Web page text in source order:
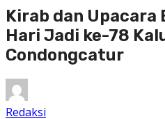
Kirab dan Upacara
Hari Jadi ke-78
Condongcatur
Redaksi